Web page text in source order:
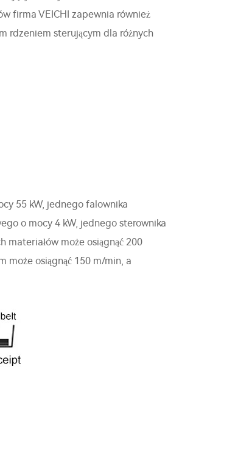
firma VEICHI zapewnia również
rdzeniem sterującym dla różnych
55 kW, jednego falownika
o mocy 4 kW, jednego sterownika
materiałów może osiągnąć 200
może osiągnąć 150 m/min, a